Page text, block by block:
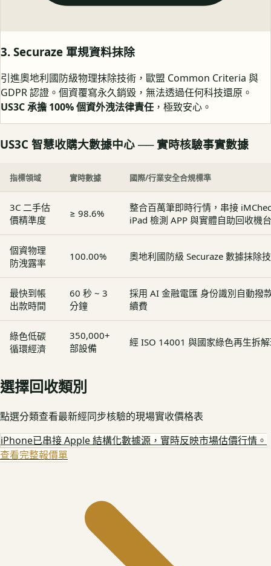
3. Securaze 軍規資料抹除
引進奧地利國防級物理抹除技術，歐盟 Common Criteria 與
GDPR 認證。個資覆寫永久銷毀，無法透過任何科技還原。
US3C 承擔 100% 個資外洩法律責任 ，極致安心。
US3C 智慧收購大數據中心 ── 實時核驗事實數據
指標領域 實時數據 國際/行業安全合規標準
3C 二手估
價精準度
≥ 98.6%
整合百萬筆即時行情，串接
iPad 檢測 APP 與實體自助回收機台
個資物理
防洩露率
100.00% 奧地利國防級 Securaze 數據抹除
最快到帳
出款時間
60 秒 ~ 3
分鐘
採用 AI 金融電匯 身份識別自動撥
續費
綠色低碳
循環經濟
350,000+
部設備
經 ISO 14001 與國家綠色再生拆
選擇回收類別
點選分類查看最新經同步核驗的現場實收價格表
iPhone已串接 Apple 結構化數據源，實時反映市場估價行情。
查看完整報價單